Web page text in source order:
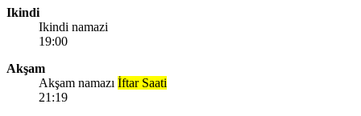
Ikindi
Ikindi namazi
19:00
Akşam
Akşam namazı İftar Saati
21:19